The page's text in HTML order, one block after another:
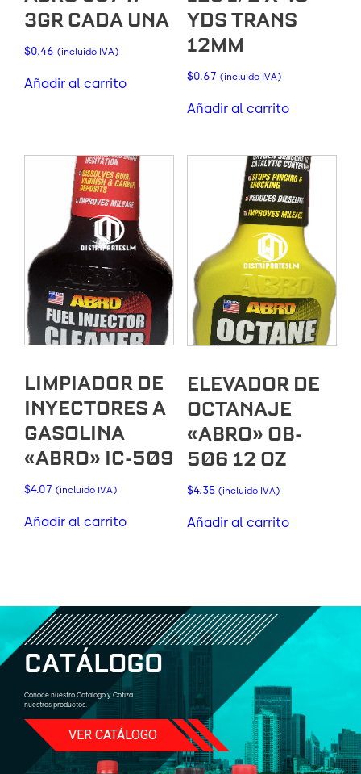
3GR CADA UNA
$0.46 (incluido IVA)
Añadir al carrito
YDS TRANS
12MM
$0.67 (incluido IVA)
Añadir al carrito
LIMPIADOR DE
INYECTORES A
GASOLINA
«ABRO» IC-509
$4.07 (incluido IVA)
Añadir al carrito
ELEVADOR DE
OCTANAJE
«ABRO» OB-
506 12 OZ
$4.35 (incluido IVA)
Añadir al carrito
CATÁLOGO
Conoce nuestro Catálogo y Cotiza
nuestros productos.
VER CATÁLOGO